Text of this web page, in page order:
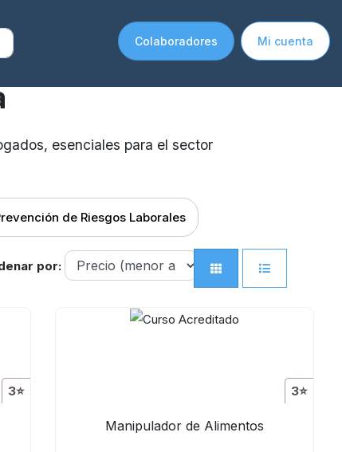
Colaboradores Mi cuenta
esenciales para el sector
de Riesgos Laborales
por:
3⭐ 3⭐
Manipulador de Alimentos